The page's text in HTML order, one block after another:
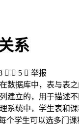
系
  5  举报
数据库中，表与表
建立的，用于描述
系统中，学生表和
个学生可以选多门